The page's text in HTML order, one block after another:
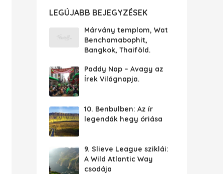
LEGÚJABB BEJEGYZÉSEK
Márvány templom, Wat
Benchamabophit,
Bangkok, Thaiföld.
Paddy Nap – Avagy az
Írek Világnapja.
10. Benbulben: Az ír
legendák hegy óriása
9. Slieve League sziklái:
A Wild Atlantic Way
csodája